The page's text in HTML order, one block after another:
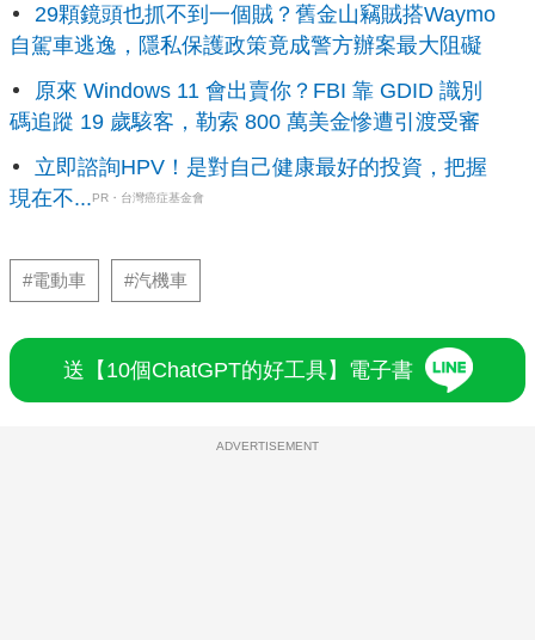
29顆鏡頭也抓不到一個賊？舊金山竊賊搭Waymo
自駕車逃逸，隱私保護政策竟成警方辦案最大阻礙
原來 Windows 11 會出賣你？FBI 靠 GDID 識別
碼追蹤 19 歲駭客，勒索 800 萬美金慘遭引渡受審
立即諮詢HPV！是對自己健康最好的投資，把握
現在不...PR・台灣癌症基金會
#電動車 #汽機車
送【10個ChatGPT的好工具】電子書
ADVERTISEMENT